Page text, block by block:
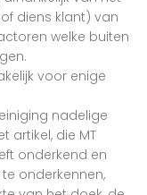
diens klant) van
welke buiten
voor enige
nadelige
artikel, die MT
onderkend en
onderkennen,